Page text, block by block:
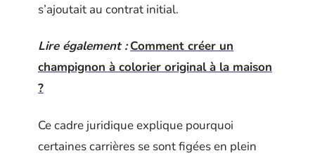
s’ajoutait au contrat initial.
Lire également : Comment créer un
champignon à colorier original à la maison
?
Ce cadre juridique explique pourquoi
certaines carrières se sont figées en plein